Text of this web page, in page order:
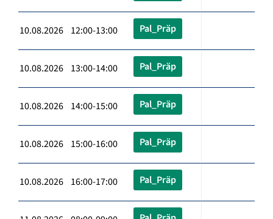
10.08.2026 12:00-13:00 Pal_Präp
10.08.2026 13:00-14:00 Pal_Präp
10.08.2026 14:00-15:00 Pal_Präp
10.08.2026 15:00-16:00 Pal_Präp
10.08.2026 16:00-17:00 Pal_Präp